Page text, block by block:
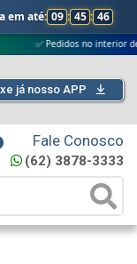
em até: 09 : 45 : 45
✅ Pedidos no interior de
já nosso APP
Fale Conosco
(62) 3878-3333